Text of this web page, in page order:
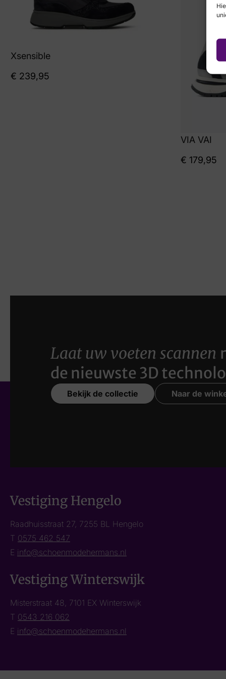
Xsensible
€ 239,95
VIA VAI
€ 179,95
Laat uw voeten scannen
de nieuwste 3D
Bekijk de collectie Naar de
Vestiging Hengelo
Raadhuisstraat 27, 7255 BL Hengelo
T 0575 462 547
E info@schoenmodehermans.nl
Vestiging Winterswijk
Misterstraat 48, 7101 EX Winterswijk
T 0543 216 062
E info@schoenmodehermans.nl